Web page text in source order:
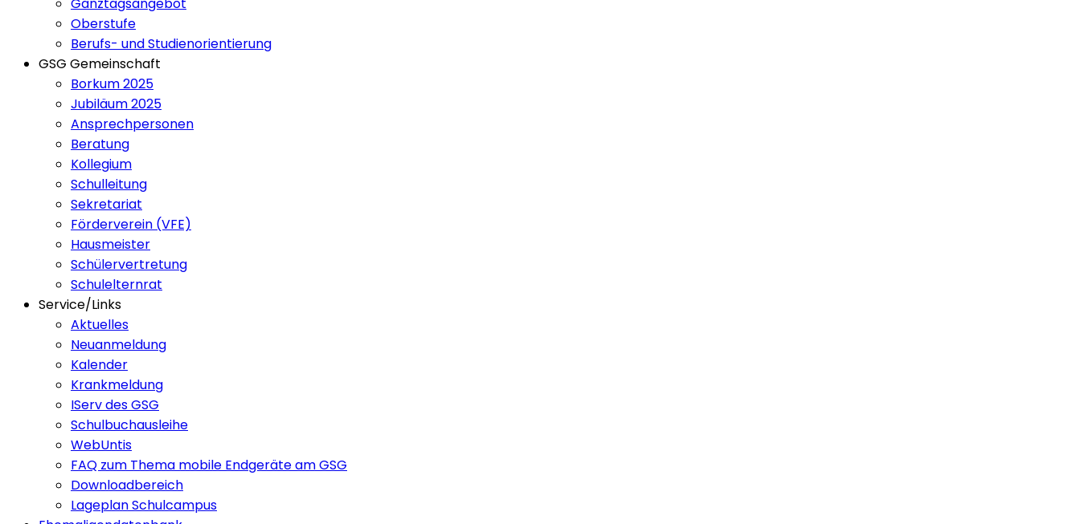
Oberstufe
Berufs- und Studienorientierung
GSG Gemeinschaft
Borkum 2025
Jubiläum 2025
Ansprechpersonen
Beratung
Kollegium
Schulleitung
Sekretariat
Förderverein (VFE)
Hausmeister
Schülervertretung
Schulelternrat
Service/Links
Aktuelles
Neuanmeldung
Kalender
Krankmeldung
IServ des GSG
Schulbuchausleihe
WebUntis
FAQ zum Thema mobile Endgeräte am GSG
Downloadbereich
Lageplan Schulcampus